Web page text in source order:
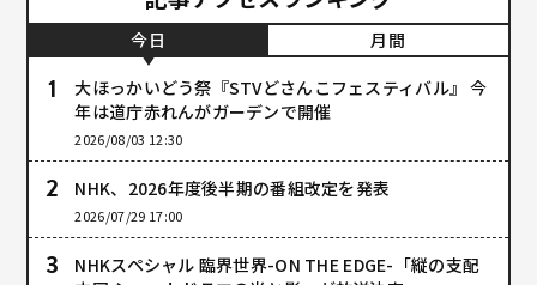
今日
月間
大ほっかいどう祭『STVどさんこフェスティバル』 今
年は道庁赤れんがガーデンで開催
2026/08/03 12:30
NHK、2026年度後半期の番組改定を発表
2026/07/29 17:00
NHKスペシャル 臨界世界-ON THE EDGE-「縦の支配